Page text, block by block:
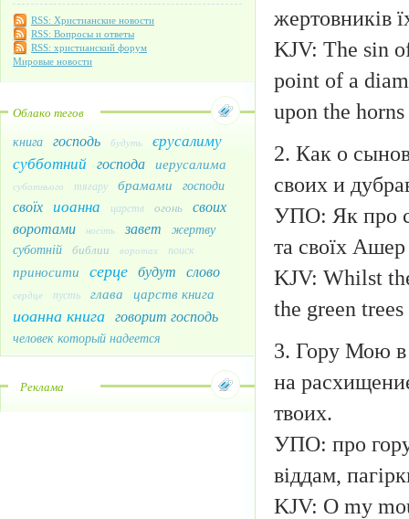
RSS: Христианские новости
RSS: Вопросы и ответы
RSS: христианский форум
Мировые новости
Облако тегов
книга господь будуть
єрусалиму
субботний господа иерусалима
суботнього тягару брамами господи
своїх иоанна царств огонь
своих
воротами
носіть завет
жертву
суботній
библии воротах поиск
приносити серце будут слово
сердце пусть глава царств книга
иоанна книга говорит господь
человек который надеется
Реклама
жертовників
KJV: The sin
point of a
upon the
2. Как о
своих и
УПО: Як про
та своїх Ашер
KJV: Whilst
the green
3. Гору Мою в
на
твоих.
УПО: про гору
віддам,
KJV: O my